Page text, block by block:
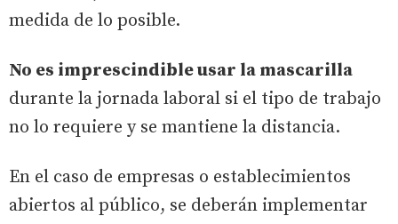
medida de lo posible.
No es imprescindible usar la mascarilla
durante la jornada laboral si el tipo de trabajo
no lo requiere y se mantiene la distancia.
En el caso de empresas o establecimientos
abiertos al público, se deberán implementar